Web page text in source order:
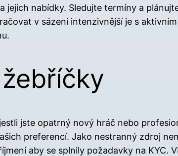
jejich nabídky. Sledujte termíny a
v sázení intenzivnější je s
jste opatrný nový hráč nebo
preferencí. Jako nestranný zdroj
aby se splnily požadavky na KYC.